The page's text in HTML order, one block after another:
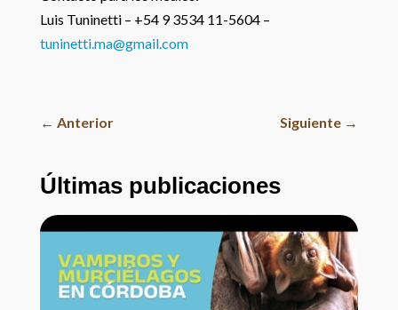
Luis Tuninetti – +54 9 3534 11-5604 –
tuninetti.ma@gmail.com
← Anterior Siguiente →
Últimas publicaciones